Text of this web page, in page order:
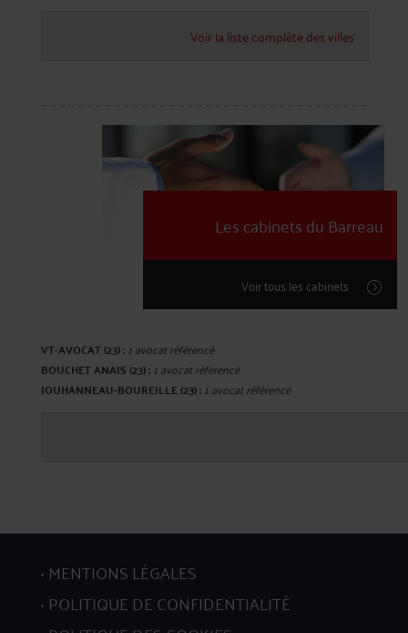
Voir la liste complète des villes
Les cabinets du Barreau
Voir tous les cabinets
VT-AVOCAT (23) : 1 avocat référencé
BOUCHET ANAIS (23) : 1 avocat référencé
JOUHANNEAU-BOUREILLE (23) : 1 avocat référencé
MENTIONS LÉGALES
POLITIQUE DE CONFIDENTIALITÉ